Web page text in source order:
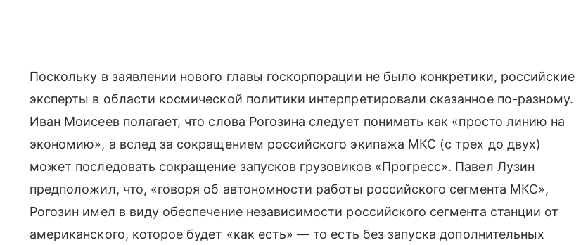
Поскольку в заявлении нового главы госкорпорации не было конкретики, российские
эксперты в области космической политики интерпретировали сказанное по-разному.
Иван Моисеев полагает, что слова Рогозина следует понимать как «просто линию на
экономию», а вслед за сокращением российского экипажа МКС (с трех до двух)
может последовать сокращение запусков грузовиков «Прогресс». Павел Лузин
предположил, что, «говоря об автономности работы российского сегмента МКС»,
Рогозин имел в виду обеспечение независимости российского сегмента станции от
американского, которое будет «как есть» — то есть без запуска дополнительных